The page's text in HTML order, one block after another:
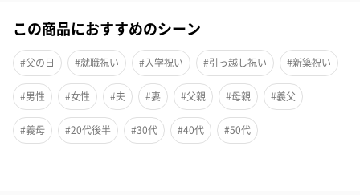
背中あたりがよく掛け心地のよいチェアです。
座面と背もたれには通気性の優れたメッシュ素材を使用してま
す。
圧迫感の少ないコンパクト設計です。背もたれは取り外してドラ
イクリーニングすることができます。
この商品におすすめのシーン
#父の日 #就職祝い #入学祝い #引っ越し祝い #新築祝い
#男性 #女性 #夫 #妻 #父親 #母親 #義父
#義母 #20代後半 #30代 #40代 #50代